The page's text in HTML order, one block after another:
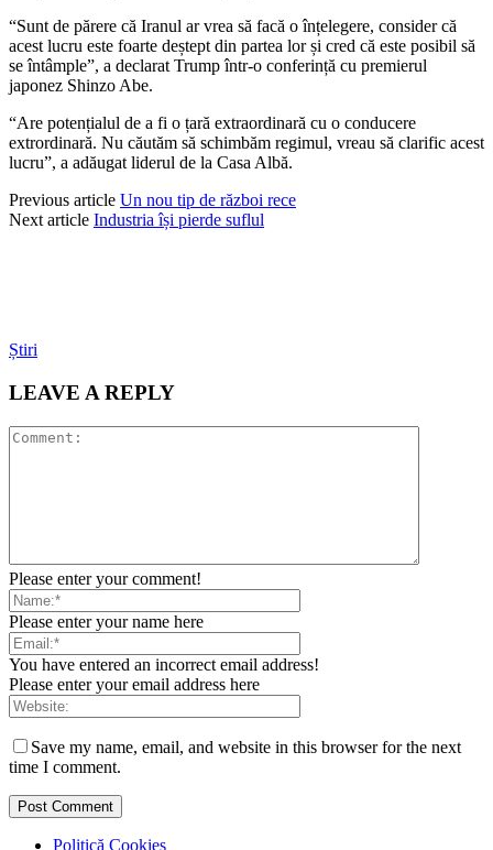
“Sunt de părere că Iranul ar vrea să facă o înțelegere, consider că
acest lucru este foarte deștept din partea lor și cred că este posibil să
se întâmple”, a declarat Trump într-o conferință cu premierul
japonez Shinzo Abe.
“Are potențialul de a fi o țară extraordinară cu o conducere
extrordinară. Nu căutăm să schimbăm regimul, vreau să clarific acest
lucru”, a adăugat liderul de la Casa Albă.
Previous article Un nou tip de război rece
Next article Industria își pierde suflul
Știri
LEAVE A REPLY
Please enter your comment!
Please enter your name here
You have entered an incorrect email address!
Please enter your email address here
Save my name, email, and website in this browser for the next
time I comment.
Politică Cookies